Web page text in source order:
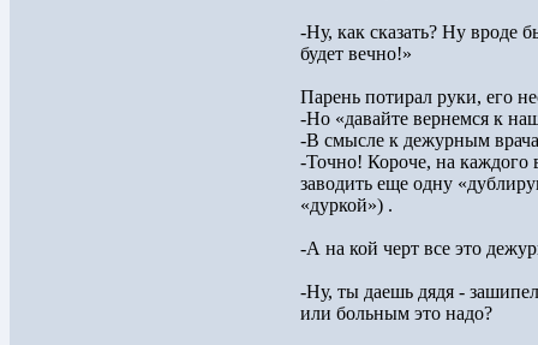
-Ну, как сказать? Ну вроде
будет вечно!»
Парень потирал руки, его
-Но «давайте вернемся к
-В смысле к дежурным
-Точно! Короче, на каждого
заводить еще одну
«дуркой») .
-А на кой черт все это
-Ну, ты даешь дядя -
или больным это надо?